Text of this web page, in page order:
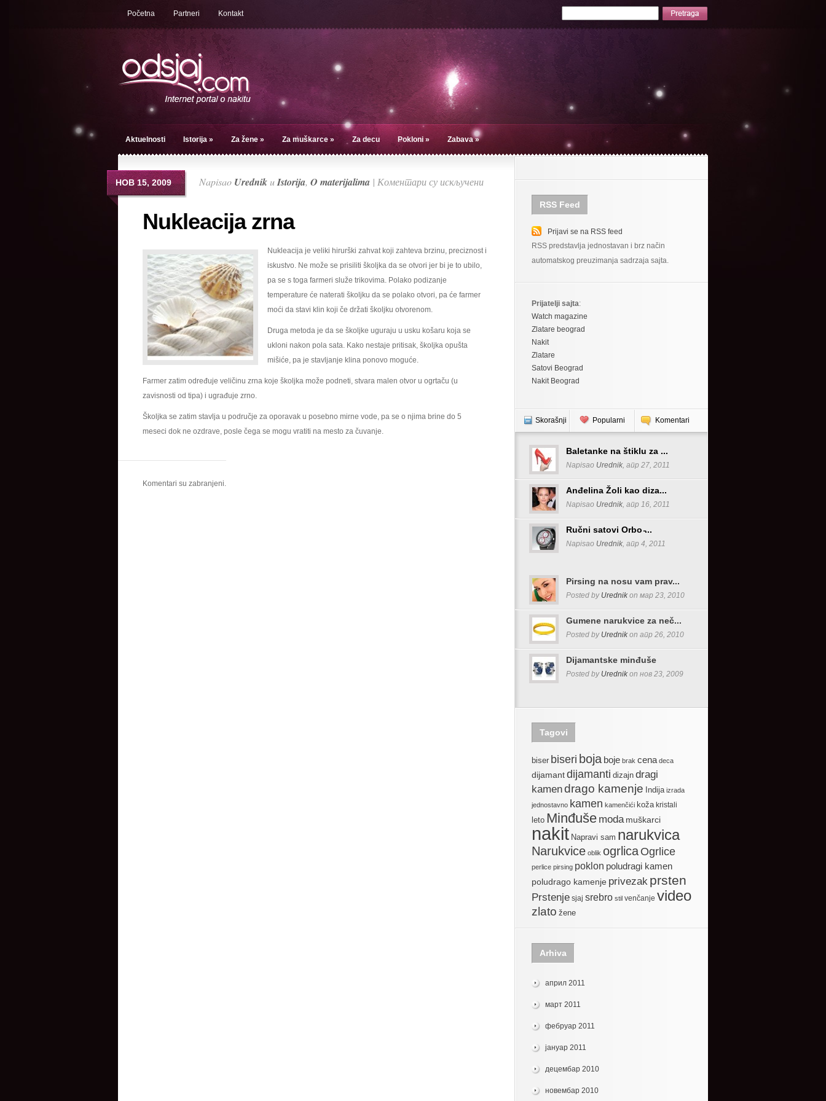
Početna Partneri Kontakt
Aktuelnosti Istorija » Za žene » Za muškarce » Za decu Pokloni » Zabava»
НОВ 15, 2009 Napisao Urednik uIstorija, O materijalima | Коментари су искљученина
Nukleacija zrna
Nukleacija je veliki hirurški zahvat koji zahteva brzinu, preciznost i
iskustvo. Ne može se prisiliti školjka da se otvori jer bi je to ubilo,
pa se s toga farmeri služe trikovima. Polako podizanje
temperature će naterati školjku da se polako otvori, pa će farmer
moći da stavi klin koji če držati školjku otvorenom.
Druga metoda je da se školjke uguraju u usku košaru koja se
ukloni nakon pola sata. Kako nestaje pritisak, školjka opušta
mišiće, pa je stavljanje klina ponovo moguće.
Farmer zatim određuje veličinu zrna koje školjka može podneti, stvara malen otvor u ogrtaču (u
zavisnosti od tipa) i ugrađuje zrno.
Školjka se zatim stavlja u područje za oporavak u posebno mirne vode, pa se o njima brine do 5
meseci dok ne ozdrave, posle čega se mogu vratiti na mesto za čuvanje.
Komentari su zabranjeni.
RSS Feed
Prijavi se na RSS feed
RSS predstavlja jednostavan i brz način
automatskog preuzimanja sadrzaja sajta.
Prijatelji sajta:
Watch magazine
Zlatare beograd
Nakit
Zlatare
Satovi Beograd
Nakit Beograd
Skorašnji Popularni Komentari
Baletanke na štiklu za ...
Napisao Urednik, апр 27, 2011
Anđelina Žoli kao diza...
Napisao Urednik, апр 16, 2011
Ručni satovi Orbo ̵...
Napisao Urednik, апр 4, 2011
Pirsing na nosu vam prav...
Posted by Urednik on мар 23, 2010
Gumene narukvice za neč...
Posted by Urednik on апр 26, 2010
Dijamantske minđuše
Posted by Urednik on нов 23, 2009
Tagovi
biser biseri boja boje brak cena deca
dijamantdijamanti dizajn dragi
kamendrago kamenje Indija izrada
jednostavno kamen kamenčići koža kristali
leto Minđuše moda muškarci
nakit Napravi sam narukvica
Narukvice oblik ogrlicaOgrlice
perlice pirsing poklon poludragi kamen
poludrago kamenje privezak prsten
Prstenje sjaj srebro stil venčanje video
zlato žene
Arhiva
април 2011
март 2011
фебруар 2011
јануар 2011
децембар 2010
новембар 2010